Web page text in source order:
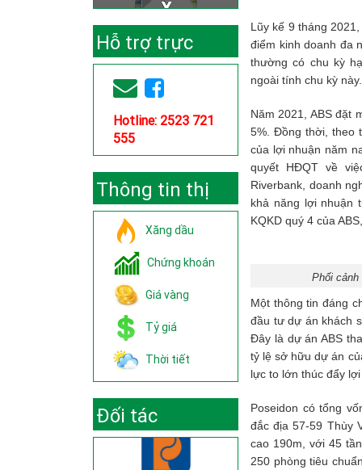
Hỗ trợ trực
tuyến
Hotline: 2523 721
555
Thông tin thị
trườngXăng dầu
Chứng khoán
Giá vàng
Tỷ giá
Thời tiết
Đối tác
Lũy kế 9 tháng
điểm kinh doanh đa
thường có chu kỳ
ngoài tính chu kỳ
Năm 2021, ABS đặt
5%. Đồng thời, theo
của lợi nhuận năm
quyết HĐQT về
Riverbank, doanh
khả năng lợi nhuận
KQKD quý 4 của
Phối cảnh
Một thông tin đáng
đầu tư dự án khách
Đây là dự án ABS
tỷ lệ sở hữu dự án
lực to lớn thúc đẩy
Poseidon có tổng
đắc địa 57-59 Thùy
cao 190m, với 45
250 phòng tiêu